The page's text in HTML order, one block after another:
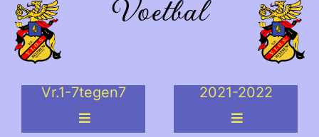
Voetbal
Vr.1-7tegen7 2021-2022